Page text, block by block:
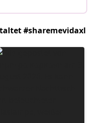
#sharemevidaxl